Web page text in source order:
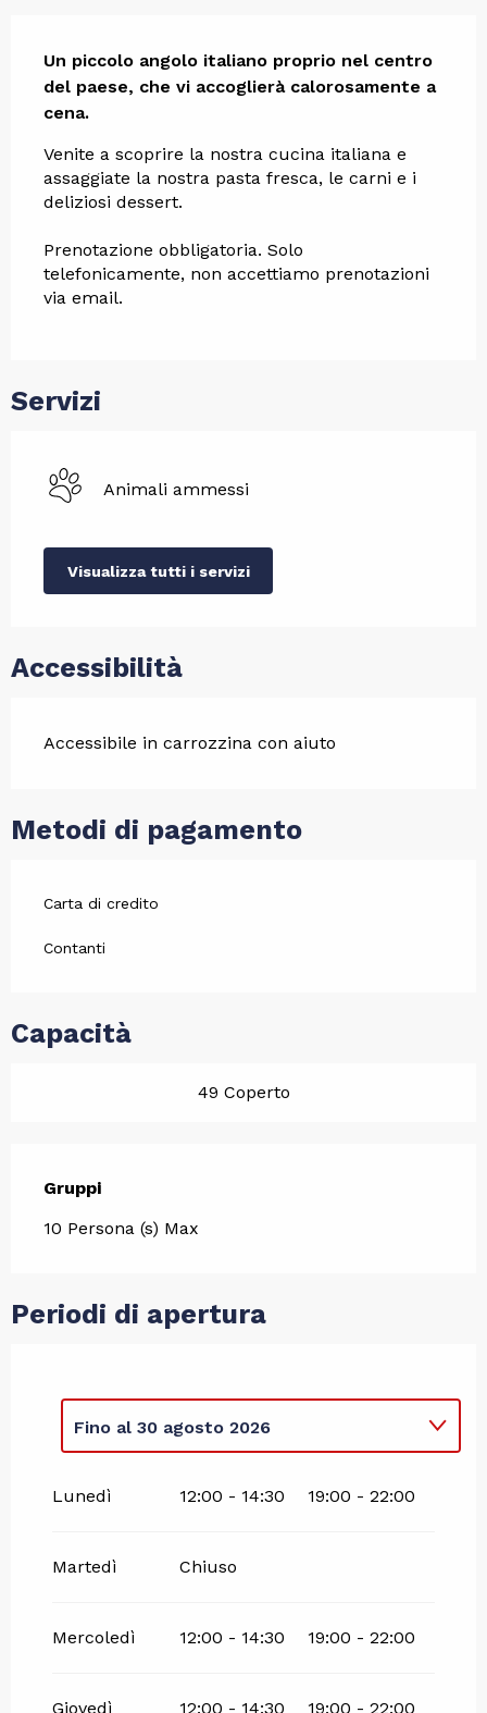
Un piccolo angolo italiano proprio nel centro
del paese, che vi accoglierà calorosamente a
cena.
Venite a scoprire la nostra cucina italiana e
assaggiate la nostra pasta fresca, le carni e i
deliziosi dessert.
Prenotazione obbligatoria. Solo
telefonicamente, non accettiamo prenotazioni
via email.
Servizi
Animali ammessi
Visualizza tutti i servizi
Accessibilità
Accessibile in carrozzina con aiuto
Metodi di pagamento
Carta di credito
Contanti
Capacità
49 Coperto
Gruppi
Gruppi
10 Persona (s) Max
Periodi di apertura
29 giugno 2026
Fino al 30 agosto 2026
Lunedì 12:00 - 14:30 19:00 - 22:00
Martedì Chiuso
Mercoledì 12:00 - 14:30 19:00 - 22:00
Giovedì 12:00 - 14:30 19:00 - 22:00